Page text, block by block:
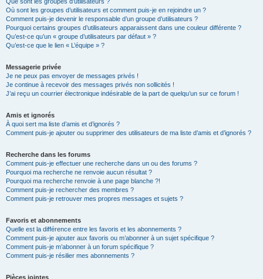
Où sont les groupes d’utilisateurs et comment puis-je en rejoindre un ?
Comment puis-je devenir le responsable d’un groupe d’utilisateurs ?
Pourquoi certains groupes d’utilisateurs apparaissent dans une couleur différente ?
Qu’est-ce qu’un « groupe d’utilisateurs par défaut » ?
Qu’est-ce que le lien « L’équipe » ?
Messagerie privée
Je ne peux pas envoyer de messages privés !
Je continue à recevoir des messages privés non sollicités !
J’ai reçu un courrier électronique indésirable de la part de quelqu’un sur ce forum !
Amis et ignorés
À quoi sert ma liste d’amis et d’ignorés ?
Comment puis-je ajouter ou supprimer des utilisateurs de ma liste d’amis et d’ignorés ?
Recherche dans les forums
Comment puis-je effectuer une recherche dans un ou des forums ?
Pourquoi ma recherche ne renvoie aucun résultat ?
Pourquoi ma recherche renvoie à une page blanche ?!
Comment puis-je rechercher des membres ?
Comment puis-je retrouver mes propres messages et sujets ?
Favoris et abonnements
Quelle est la différence entre les favoris et les abonnements ?
Comment puis-je ajouter aux favoris ou m’abonner à un sujet spécifique ?
Comment puis-je m’abonner à un forum spécifique ?
Comment puis-je résilier mes abonnements ?
Pièces jointes